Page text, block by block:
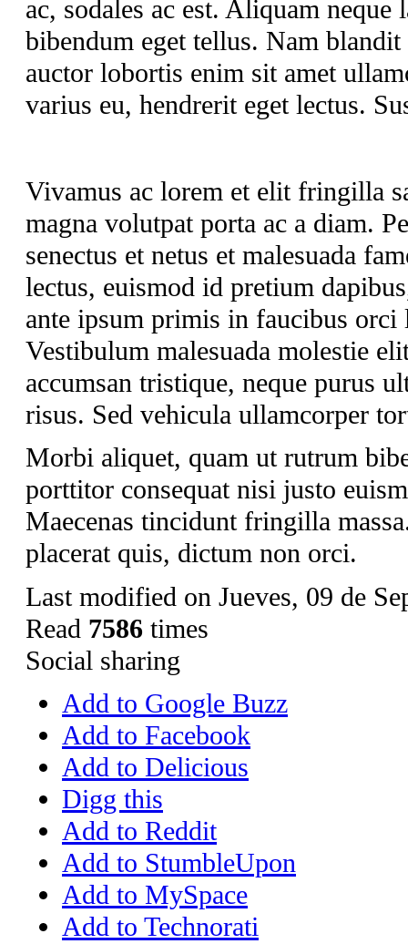
ac, sodales ac est. Aliquam
bibendum eget tellus. Nam
auctor lobortis enim sit amet
varius eu, hendrerit eget lectus.
Vivamus ac lorem et elit fringilla
magna volutpat porta ac a diam.
senectus et netus et malesuada
lectus, euismod id pretium
ante ipsum primis in faucibus orci
Vestibulum malesuada molestie
accumsan tristique, neque purus
risus. Sed vehicula ullamcorper
Morbi aliquet, quam ut rutrum
porttitor consequat nisi justo
Maecenas tincidunt fringilla
placerat quis, dictum non orci.
Last modified on Jueves, 09 de
Read 7586 times
Social sharing
Add to Google Buzz
Add to Facebook
Add to Delicious
Digg this
Add to Reddit
Add to StumbleUpon
Add to MySpace
Add to Technorati